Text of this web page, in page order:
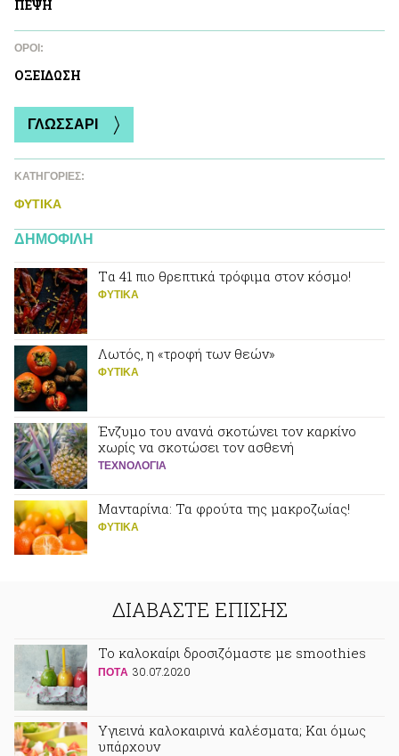
ΠΕΨΗ
ΌΡΟΙ:
ΟΞΕΙΔΩΣΗ
ΓΛΩΣΣΑΡΙ
ΚΑΤΗΓΟΡΙΕΣ:
ΦΥΤΙΚA
ΔΗΜΟΦΙΛΗ
Tα 41 πιο θρεπτικά τρόφιμα στον κόσμο!
ΦΥΤΙΚA
Λωτός, η «τροφή των θεών»
ΦΥΤΙΚA
Ένζυμο του ανανά σκοτώνει τον καρκίνο
χωρίς να σκοτώσει τον ασθενή
ΤΕΧΝΟΛΟΓΙΑ
Μανταρίνια: Τα φρούτα της μακροζωίας!
ΦΥΤΙΚA
ΔΙΑΒΑΣΤΕ ΕΠΙΣΗΣ
Το καλοκαίρι δροσιζόμαστε με smoothies
ΠΟΤA 30.07.2020
Υγιεινά καλοκαιρινά καλέσματα; Και όμως
υπάρχουν